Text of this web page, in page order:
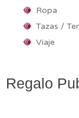
Ropa
Tazas /
Viaje
Regalo